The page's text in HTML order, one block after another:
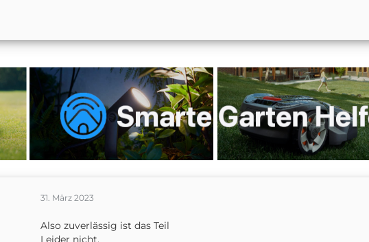
31. März 2023
Also zuverlässig ist das Teil
Leider nicht.